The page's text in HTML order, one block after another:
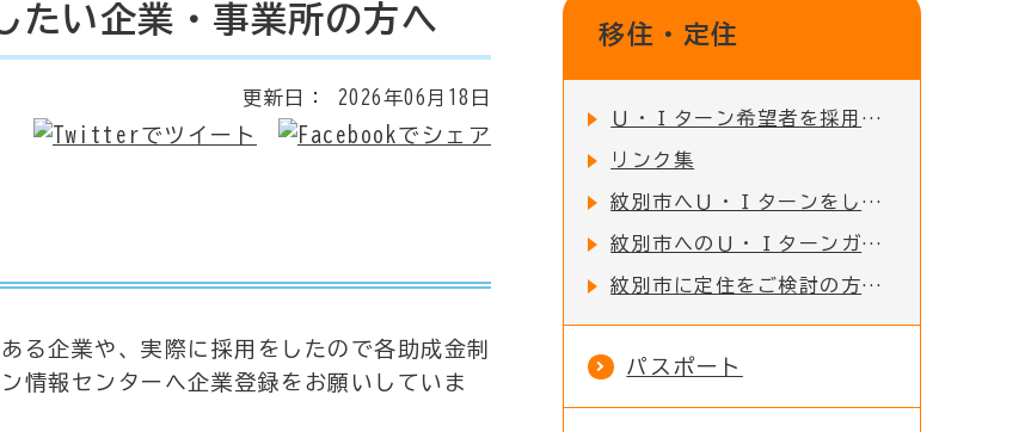
たい企業・事業所の方へ
更新日： 2026年06月18日
る企業や、実際に採用をしたので各助成金制
情報センターへ企業登録をお願いしていま
移住・定住
Ｕ・Ｉターン希望者を採用したい企業・事業所の方へ
リンク集
紋別市へＵ・Ｉターンをした方への支援制度
紋別市へのＵ・Ｉターンガイド
紋別市に定住をご検討の方への支援制度
パスポート